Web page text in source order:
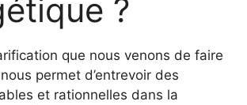
?
que nous venons de faire
permet d’entrevoir des
et rationnelles dans la